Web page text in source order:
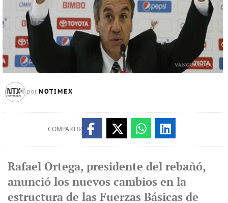
por NOTIMEX
COMPARTIR
Rafael Ortega, presidente del rebañó,
anunció los nuevos cambios en la
estructura de las Fuerzas Básicas de